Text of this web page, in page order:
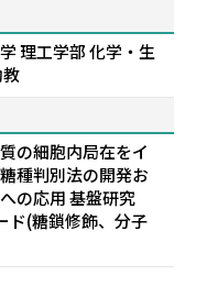
理工学部 化学・生
の細胞内局在をイ
種判別法の開発お
の応用 基盤研究
ド(糖鎖修飾、分子